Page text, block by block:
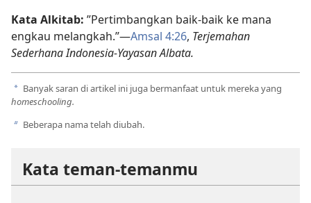
Kata Alkitab: ”Pertimbangkan baik-baik ke mana
engkau melangkah.”​—Amsal 4:26, Terjemahan
Sederhana Indonesia-Yayasan Albata.
a Banyak saran di artikel ini juga bermanfaat untuk mereka yang
homeschooling.
b Beberapa nama telah diubah.
Kata teman-temanmu